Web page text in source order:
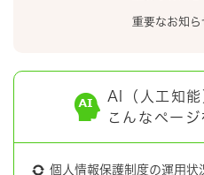
重要なお知ら
AI（人工知能
こんなペー
個人情報保護制度の運用状